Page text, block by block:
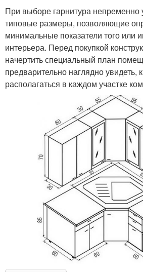
При выборе гарнитура непременно
типовые размеры, позволяющие
минимальные показатели того или
интерьера. Перед покупкой
начертить специальный план
предварительно наглядно увидеть,
располагаться в каждом участке